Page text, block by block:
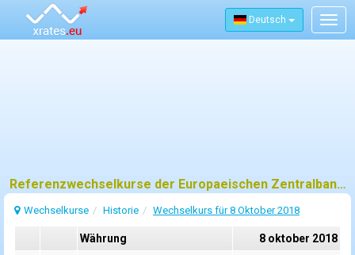
Deutsch
Referenzwechselkurse der Europaeischen Zentralbank (EZB) fuer 8 oktober 2018
Wechselkurse Historie Wechselkurs für 8 Oktober 2018
Währung
8 oktober 2018